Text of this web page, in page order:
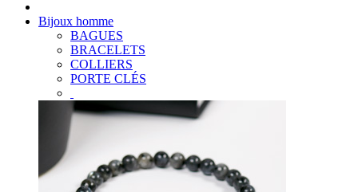
Bijoux homme
BAGUES
BRACELETS
COLLIERS
PORTE CLÉS